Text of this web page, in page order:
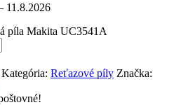
11.8.2026
píla Makita UC3541A
Kategória: Reťazové píly Značka: